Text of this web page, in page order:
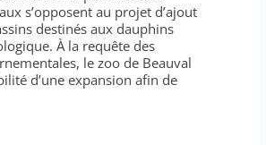
s’opposent au projet d’ajout
destinés aux dauphins
À la requête des
le zoo de Beauval
d’une expansion afin de